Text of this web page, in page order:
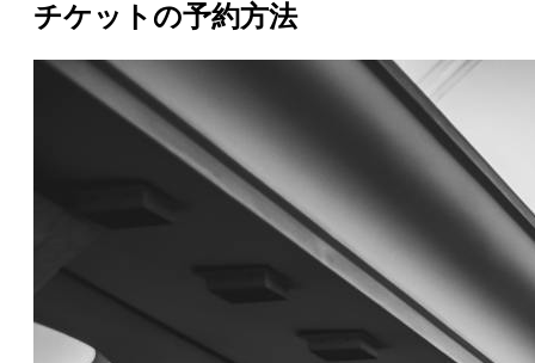
チケットの予約方法